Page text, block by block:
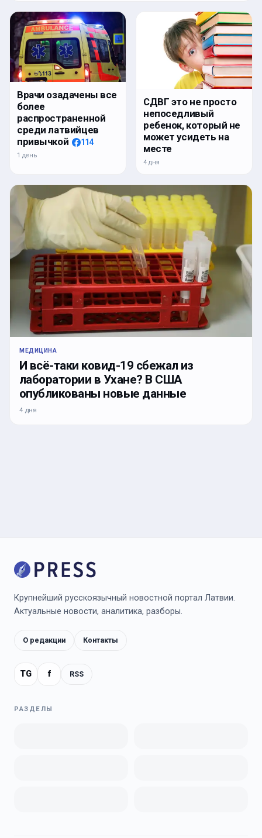
Врачи озадачены все
более
распространенной
среди латвийцев
привычкой
114
1 день
СДВГ это не просто
непоседливый
ребенок, который не
может усидеть на
месте
4 дня
МЕДИЦИНА
И всё-таки ковид-19 сбежал из
лаборатории в Ухане? В США
опубликованы новые данные
4 дня
Крупнейший русскоязычный новостной портал Латвии.
Актуальные новости, аналитика, разборы.
О редакции Контакты
TG f RSS
РАЗДЕЛЫ